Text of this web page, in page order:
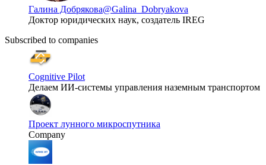
Галина Добрякова@Galina_Dobryakova
Доктор юридических наук, создатель IREG
Subscribed to companies
Cognitive Pilot
Делаем ИИ-системы управления наземным транспортом
Проект лунного микроспутника
Company